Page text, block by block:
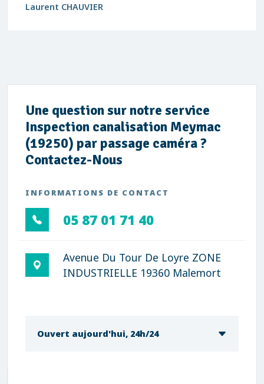
Laurent CHAUVIER
Une question sur notre service
Inspection canalisation Meymac
(19250) par passage caméra ?
Contactez-Nous
INFORMATIONS DE CONTACT
05 87 01 71 40
Avenue Du Tour De Loyre ZONE
INDUSTRIELLE 19360 Malemort
Ouvert aujourd'hui, 24h/24